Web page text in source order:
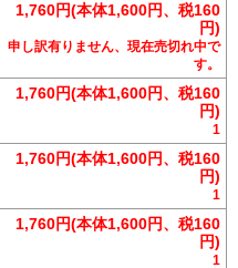
1,760円(本体1,600円、税160
円)
申し訳有りません、現在売切れ中で
す。
1,760円(本体1,600円、税160
円)
1
1,760円(本体1,600円、税160
円)
1
1,760円(本体1,600円、税160
円)
1